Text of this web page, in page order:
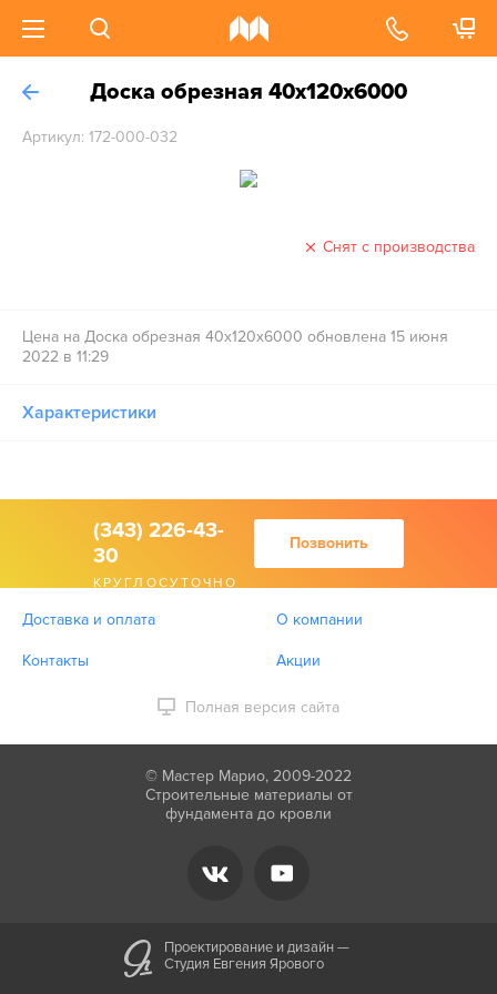
Доска обрезная 40x120x6000
Артикул: 172-000-032
Снят с производства
Цена на Доска обрезная 40x120x6000 обновлена 15 июня
2022 в 11:29
Характеристики
(343) 226-43-
30
КРУГЛОСУТОЧНО
Позвонить
Доставка и оплата О компании
Контакты Акции
Полная версия сайта
© Мастер Марио, 2009-2022
Строительные материалы от
фундамента до кровли
Проектирование и дизайн —
Студия Евгения Ярового